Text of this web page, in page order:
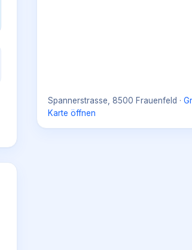
Spannerstrasse, 8500 Frauenfeld ·
Karte öffnen